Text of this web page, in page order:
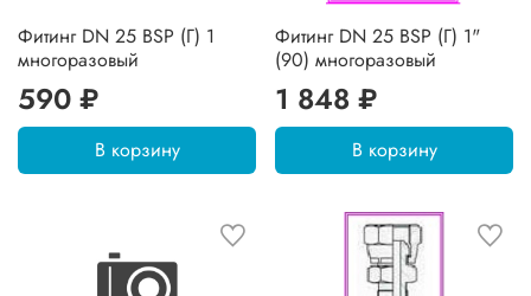
Фитинг DN 25 BSP (Г) 1
многоразовый
590 ₽
В корзину
Фитинг DN 25 BSP (Г) 1"
(90) многоразовый
1 848 ₽
В корзину